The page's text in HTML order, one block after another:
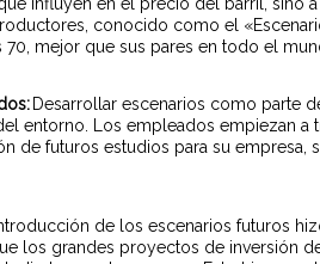
conocido como el
mejor que sus pares en todo el
Desarrollar escenarios como parte
entorno. Los empleados empiezan a
de futuros estudios para su
de los escenarios futuros
los grandes proyectos de inversión